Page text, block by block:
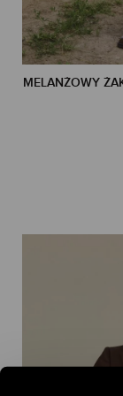
MELANŻOWY